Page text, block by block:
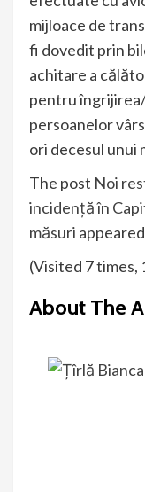
mijloace de
fi dovedit prin
achitare a
pentru
persoanelor
ori decesul unui
The post Noi
incidență în
măsuri
(Visited 7 times,
About The